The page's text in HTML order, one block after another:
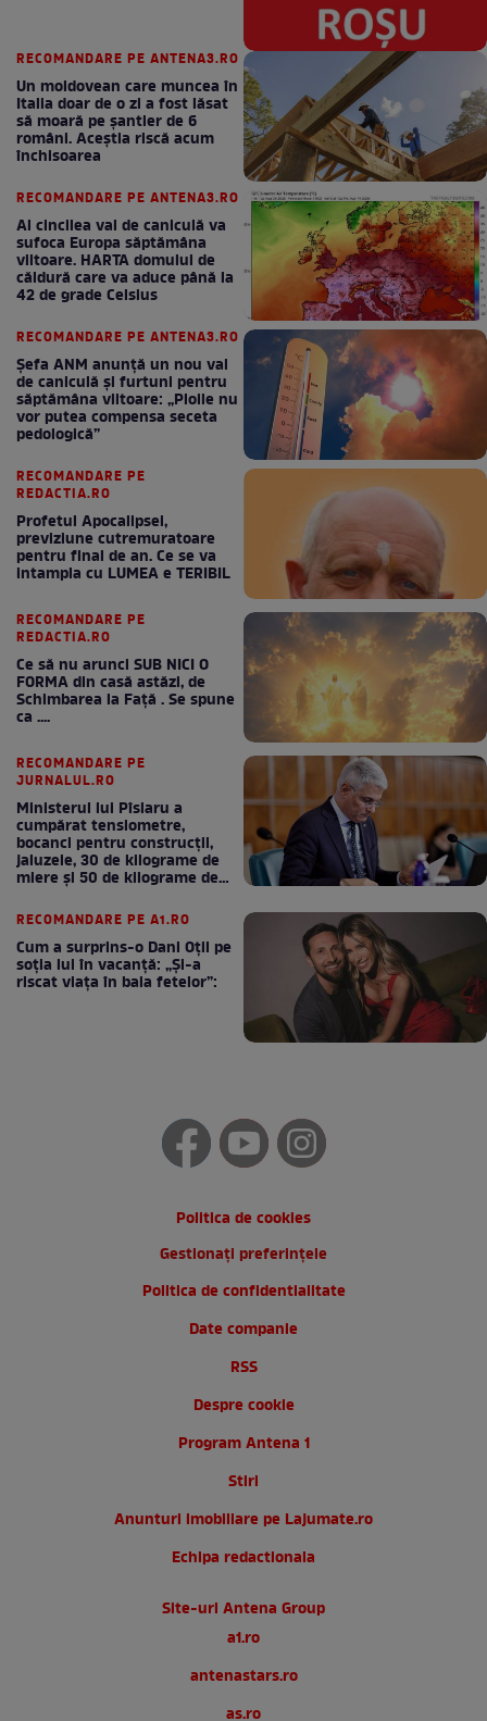
RECOMANDARE PE ANTENA3.RO
Un moldovean care muncea în
Italia doar de o zi a fost lăsat
să moară pe şantier de 6
români. Aceștia riscă acum
închisoarea
RECOMANDARE PE ANTENA3.RO
Al cincilea val de caniculă va
sufoca Europa săptămâna
viitoare. HARTA domului de
căldură care va aduce până la
42 de grade Celsius
RECOMANDARE PE ANTENA3.RO
Șefa ANM anunță un nou val
de caniculă și furtuni pentru
săptămâna viitoare: „Ploile nu
vor putea compensa seceta
pedologică”
RECOMANDARE PE
REDACTIA.RO
Profetul Apocalipsei,
previziune cutremuratoare
pentru final de an. Ce se va
intampla cu LUMEA e TERIBIL
RECOMANDARE PE
REDACTIA.RO
Ce să nu arunci SUB NICI O
FORMA din casă astăzi, de
Schimbarea la Față . Se spune
ca ....
RECOMANDARE PE
JURNALUL.RO
Ministerul lui Pîslaru a
cumpărat tensiometre,
bocanci pentru construcții,
jaluzele, 30 de kilograme de
miere și 50 de kilograme de
RECOMANDARE PE A1.RO
Cum a surprins-o Dani Oțil pe
soția lui în vacanță: „Și-a
riscat viața în baia fetelor”:
Politica de cookies
Gestionați preferințele
Politica de confidentialitate
Date companie
RSS
Despre cookie
Program Antena 1
Stiri
Anunturi imobiliare pe Lajumate.ro
Echipa redactionala
Site-uri Antena Group
a1.ro
antenastars.ro
as.ro